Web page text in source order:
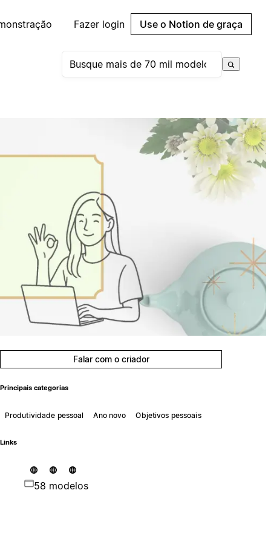
Fazer login Use o Notion de graça
Falar com o criador
Principais categorias
Produtividade pessoal Ano novo Objetivos pessoais
Links
58 modelos